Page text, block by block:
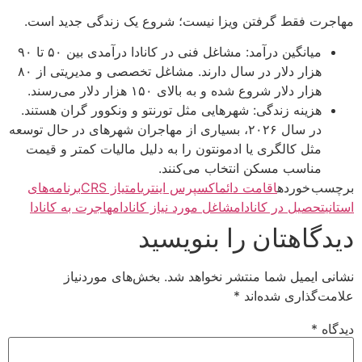
مهاجرت فقط گرفتن ویزا نیست؛ شروع یک زندگی جدید است.
میانگین درآمد: مشاغل فنی در کانادا درآمدی بین ۵۰ تا ۹۰
هزار دلار در سال دارند. مشاغل تخصصی و مدیریتی از ۸۰
هزار دلار شروع شده و به بالای ۱۵۰ هزار دلار می‌رسند.
هزینه زندگی: شهرهایی مثل تورنتو و ونکوور گران هستند.
در سال ۲۰۲۶، بسیاری از مهاجران شهرهای در حال توسعه
مثل کالگری یا ادمونتون را به دلیل مالیات کمتر و قیمت
مناسب مسکن انتخاب می‌کنند.
برچسب خوردهاقامت دائماکسپرس اینتریامتیاز CRS
برنامه‌های
استانیتحصیل در کانادامشاغل مورد نیاز کانادامهاجرت به کانادا
دیدگاهتان را بنویسید
نشانی ایمیل شما منتشر نخواهد شد. بخش‌های موردنیاز
علامت‌گذاری شده‌اند *
دیدگاه *